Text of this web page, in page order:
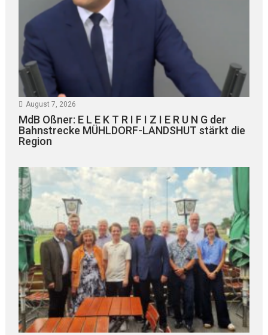
August 7, 2026
MdB Oßner: E L E K T R I F I Z I E R U N G der
Bahnstrecke MÜHLDORF-LANDSHUT stärkt die
Region